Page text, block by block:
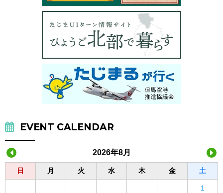
EVENT CALENDAR
2026年8月
日 月 火 水 木 金 土
1